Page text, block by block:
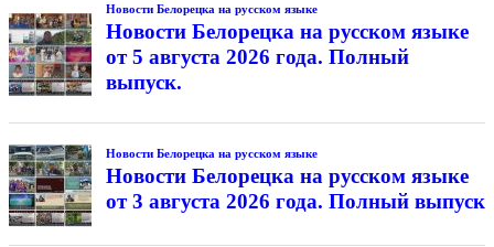
Новости Белорецка на русском языке
Новости Белорецка на русском языке
от 5 августа 2026 года. Полный
выпуск.
Новости Белорецка на русском языке
Новости Белорецка на русском языке
от 3 августа 2026 года. Полный выпуск